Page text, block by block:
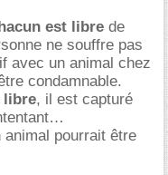
est libre de
ne souffre pas
avec un animal chez
condamnable.
libre, il est capturé
animal pourrait être